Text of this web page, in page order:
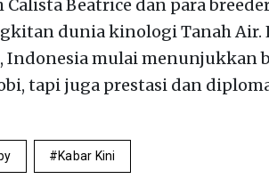
Calista Beatrice dan para
dunia kinologi Tanah Air.
Indonesia mulai menunjukkan
tapi juga prestasi dan
Kabar Kini